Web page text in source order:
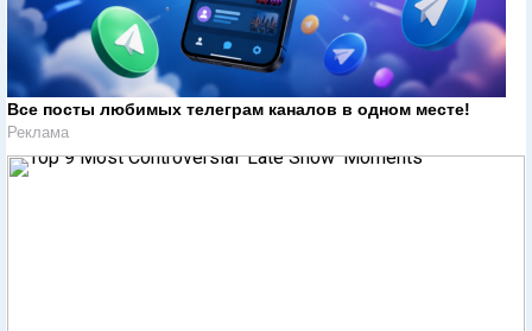
Все посты любимых телеграм каналов в одном месте!
Реклама